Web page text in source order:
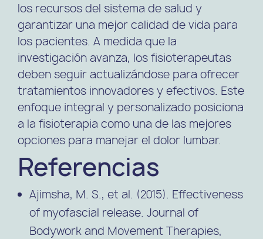
los recursos del sistema de salud y
garantizar una mejor calidad de vida para
los pacientes. A medida que la
investigación avanza, los fisioterapeutas
deben seguir actualizándose para ofrecer
tratamientos innovadores y efectivos. Este
enfoque integral y personalizado posiciona
a la fisioterapia como una de las mejores
opciones para manejar el dolor lumbar.
Referencias
Ajimsha, M. S., et al. (2015). Effectiveness
of myofascial release. Journal of
Bodywork and Movement Therapies,